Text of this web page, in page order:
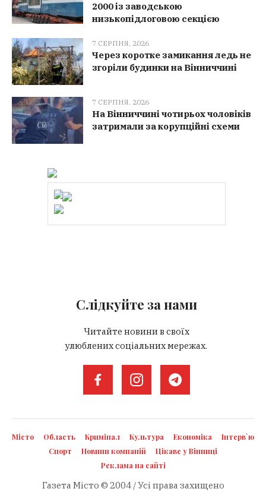
2000 із заводською
низькопідлоговою секцією
7 СЕРПНЯ, 2026
Через коротке замикання ледь не
згоріли будинки на Вінниччині
7 СЕРПНЯ, 2026
На Вінниччині чотирьох чоловіків
затримали за корупційні схеми
Слідкуйте за нами
Читайте новини в своїх
улюблених соціальних мережах.
Місто Область Кримінал Культура Економіка
Інтерв`ю
Спорт
Новини компаній
Цікаве у Вінниці
Реклама на сайті
Газета Місто © 2004 / Усі права захищено